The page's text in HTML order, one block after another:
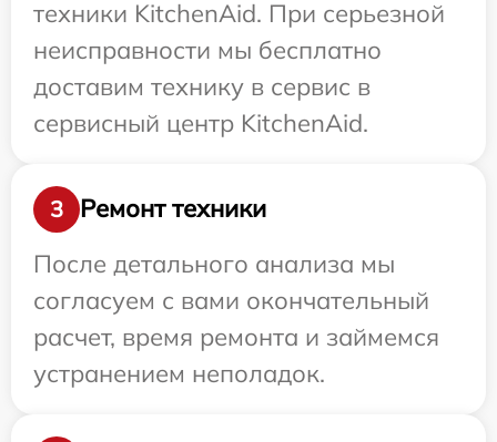
техники KitchenAid. При серьезной
неисправности мы бесплатно
доставим технику в сервис в
сервисный центр KitchenAid.
3
Ремонт техники
После детального анализа мы
согласуем с вами окончательный
расчет, время ремонта и займемся
устранением неполадок.